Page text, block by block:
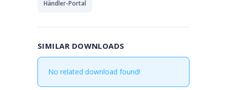
Händler-Portal
SIMILAR DOWNLOADS
No related download found!